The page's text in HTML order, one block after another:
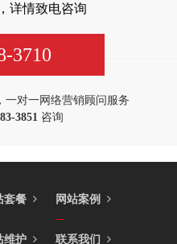
详情致电咨询
3710
一对一网络营销顾问服务
3851 咨询
套餐 网站案例
维护 联系我们